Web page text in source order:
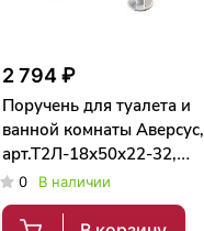
2 794 ₽
Поручень для туалета и
ванной комнаты Аверсус,
арт.Т2Л-18х50х22-32,
левый
0 В наличии